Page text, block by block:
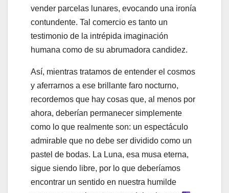
vender parcelas lunares, evocando una ironía
contundente. Tal comercio es tanto un
testimonio de la intrépida imaginación
humana como de su abrumadora candidez.
Así, mientras tratamos de entender el cosmos
y aferrarnos a ese brillante faro nocturno,
recordemos que hay cosas que, al menos por
ahora, deberían permanecer simplemente
como lo que realmente son: un espectáculo
admirable que no debe ser dividido como un
pastel de bodas. La Luna, esa musa eterna,
sigue siendo libre, por lo que deberíamos
encontrar un sentido en nuestra humilde